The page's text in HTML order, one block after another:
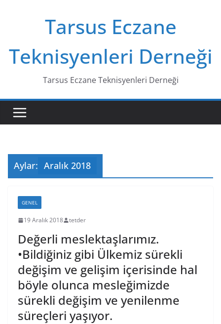
Tarsus Eczane
Teknisyenleri Derneği
Tarsus Eczane Teknisyenleri Derneği
Aylar: Aralık 2018
GENEL
19 Aralık 2018 tetder
Değerli meslektaşlarımız.
•Bildiğiniz gibi Ülkemiz sürekli
değişim ve gelişim içerisinde hal
böyle olunca mesleğimizde
sürekli değişim ve yenilenme
süreçleri yaşıyor.